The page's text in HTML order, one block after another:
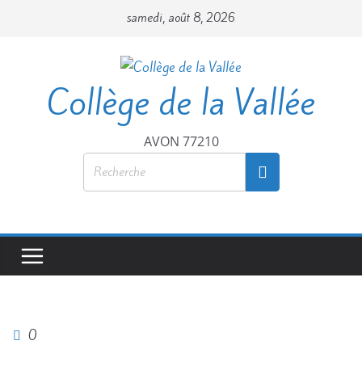
samedi, août 8, 2026
Collège de la Vallée
AVON 77210
0